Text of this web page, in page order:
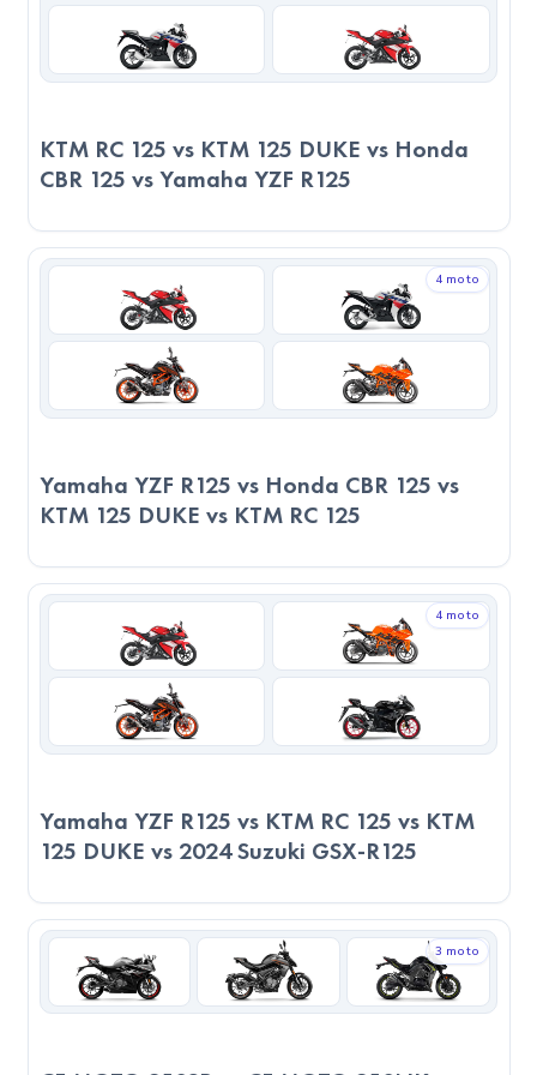
6. Kullanım Alanları
çıkar. Minimalist tasarımıyla stil sahibi kullanıcılar için idealdir.
olarak yüksek performans ve hız arayan kullanıcılar için
tasarlanmıştır. Aerodinamik yapısı ve güçlü motoru ile pist
deneyimleri için uygundur.
Servis ve Parça Durumu
2023 RKS A250, daha yaygın bir servis ağına sahiptir. Bu,
2023 KTM RC 125, yedek parça bulunabilirliği konusunda
Yakıt Tüketimi ve Ekonomik Değerlendirme
2023 RKS A250, 4.2L/100km tüketimiyle 100 km’de
ortalama1.96 TLyakıt harcar. Yakıt deposu 17 litre olduğu
için tam depo ile yaklaşık
yol gidebilir ve depo
dolumu
794 TL’ye mal olur.
olduğu için tam depo ile yaklaşık571 kmyol gidebilir ve
2023 KTM RC 125, her 100 km'de yaklaşık0.84 TLdaha
az yakıt harcıyor. Bu da 1000 km'lik bir yolculukta840 TL
kadar tasarruf anlamına gelir. Ekonomik sürüş önceliği olan
kullanıcılar için dikkat çekici bir avantaj sunuyor.
KTM RC 125 vs KTM 125 DUKE vs Honda
CBR 125 vs Yamaha YZF R125
4 moto
Yamaha YZF R125 vs Honda CBR 125 vs
KTM 125 DUKE vs KTM RC 125
4 moto
Yamaha YZF R125 vs KTM RC 125 vs KTM
125 DUKE vs 2024 Suzuki GSX-R125
3 moto